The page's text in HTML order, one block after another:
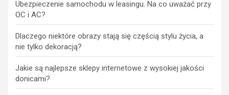
Ubezpieczenie samochodu w leasingu. Na co uważać przy
OC i AC?
Dlaczego niektóre obrazy stają się częścią stylu życia, a
nie tylko dekoracją?
Jakie są najlepsze sklepy internetowe z wysokiej jakości
donicami?